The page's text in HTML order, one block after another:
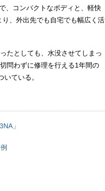
、コンパクトなボディと、軽快
、外出先でも自宅でも幅広く活
たとしても、水没させてしまっ
問わずに修理を行える1年間の
いている。
」